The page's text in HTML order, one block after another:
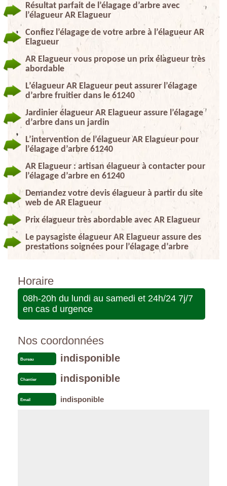
Résultat parfait de l’élagage d’arbre avec
l’élagueur AR Elagueur
Confiez l’élagage de votre arbre à l’élagueur AR
Elagueur
AR Elagueur vous propose un prix élagueur très
abordable
L’élagueur AR Elagueur peut assurer l’élagage
d’arbre fruitier dans le 61240
Jardinier élagueur AR Elagueur assure l’élagage
d’arbre dans un jardin
L’intervention de l’élagueur AR Elagueur pour
l’élagage d’arbre 61240
AR Elagueur : artisan élagueur à contacter pour
l’élagage d’arbre en 61240
Demandez votre devis élagueur à partir du site
web de AR Elagueur
Prix élagueur très abordable avec AR Elagueur
Le paysagiste élagueur AR Elagueur assure des
prestations soignées pour l’élagage d’arbre
Horaire
08h-20h du lundi au samedi et 24h/24 7j/7
en cas d urgence
Nos coordonnées
Bureau indisponible
Chantier indisponible
Email indisponible